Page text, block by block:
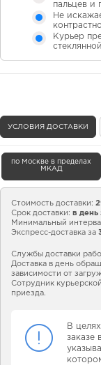
пальцев и
Не
Курьер
УСЛОВИЯ ДОСТАВКИ
по Москве в пределах
МКАД
Стоимость доставки:
Срок доставки: в день
Минимальный
Экспресс-доставка за
Службы доставки
Доставка в день
зависимости от
Сотрудник
приезда.
В
заказе